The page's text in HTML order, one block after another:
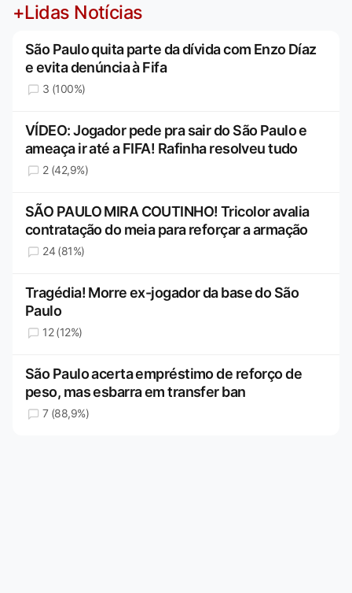
+Lidas Notícias
São Paulo quita parte da dívida com Enzo Díaz
e evita denúncia à Fifa
3 (100%)
VÍDEO: Jogador pede pra sair do São Paulo e
ameaça ir até a FIFA! Rafinha resolveu tudo
2 (42,9%)
SÃO PAULO MIRA COUTINHO! Tricolor avalia
contratação do meia para reforçar a armação
24 (81%)
Tragédia! Morre ex-jogador da base do São
Paulo
12 (12%)
São Paulo acerta empréstimo de reforço de
peso, mas esbarra em transfer ban
7 (88,9%)